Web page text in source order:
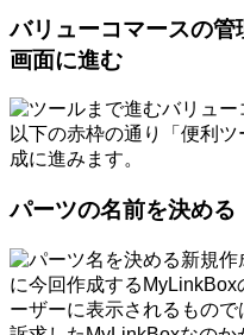
バリューコマースの
画面に進む
バリュー
以下の赤枠の通り「便利
成に進みます。
パーツの名前を決める
新規作
に今回作成する
ーザーに表示されるもの